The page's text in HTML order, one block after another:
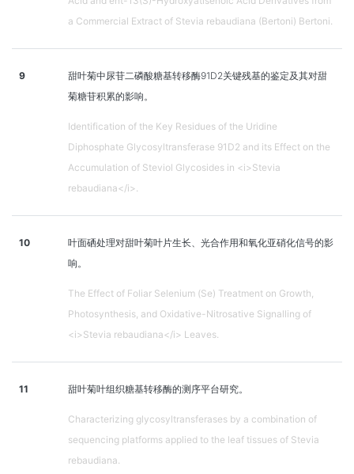
a Commercial Extract of Stevia rebaudiana (Bertoni) Bertoni.
9
甜叶菊中尿苷二磷酸糖基转移酶91D2关键残基的鉴定及其对甜
菊糖苷积累的影响。
Identification of the Key Residues of the Uridine
Diphosphate Glycosyltransferase 91D2 and its Effect on the
Accumulation of Steviol Glycosides in <i>Stevia
rebaudiana</i>.
10
叶面硒处理对甜叶菊叶片生长、光合作用和氧化亚硝化信号的影
响。
The Effect of Foliar Selenium (Se) Treatment on Growth,
Photosynthesis, and Oxidative-Nitrosative Signalling of
<i>Stevia rebaudiana</i> Leaves.
11 甜叶菊叶组织糖基转移酶的测序平台研究。
Characterizing glycosyltransferases by a combination of
sequencing platforms applied to the leaf tissues of Stevia
rebaudiana.